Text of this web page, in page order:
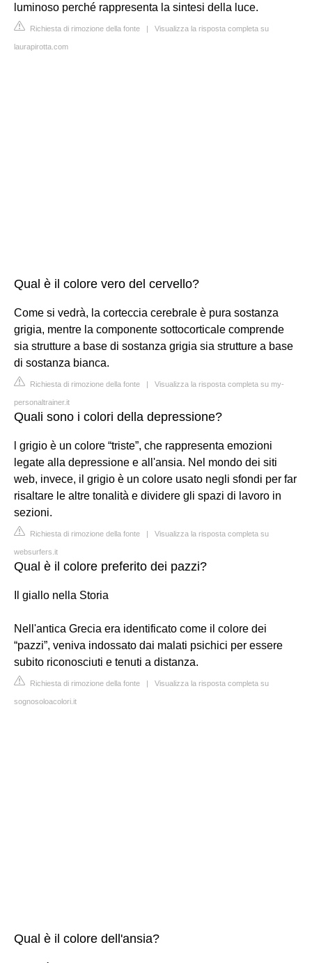
luminoso perché rappresenta la sintesi della luce.
Richiesta di rimozione della fonte | Visualizza la risposta completa su
laurapirotta.com
Qual è il colore vero del cervello?
Come si vedrà, la corteccia cerebrale è pura sostanza
grigia, mentre la componente sottocorticale comprende
sia strutture a base di sostanza grigia sia strutture a base
di sostanza bianca.
Richiesta di rimozione della fonte | Visualizza la risposta completa su my-
personaltrainer.it
Quali sono i colori della depressione?
l grigio è un colore “triste”, che rappresenta emozioni
legate alla depressione e all'ansia. Nel mondo dei siti
web, invece, il grigio è un colore usato negli sfondi per far
risaltare le altre tonalità e dividere gli spazi di lavoro in
sezioni.
Richiesta di rimozione della fonte | Visualizza la risposta completa su
websurfers.it
Qual è il colore preferito dei pazzi?
Il giallo nella Storia
Nell'antica Grecia era identificato come il colore dei
“pazzi”, veniva indossato dai malati psichici per essere
subito riconosciuti e tenuti a distanza.
Richiesta di rimozione della fonte | Visualizza la risposta completa su
sognosoloacolori.it
Qual è il colore dell'ansia?